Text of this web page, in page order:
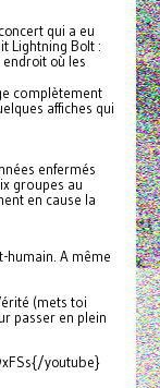
qui a eu
Lightning Bolt :
où les
complètement
affiches qui
enfermés
groupes au
en cause la
humain. A même
(mets toi
passer en plein
youtube}